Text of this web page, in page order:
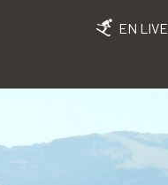
EN LIVE